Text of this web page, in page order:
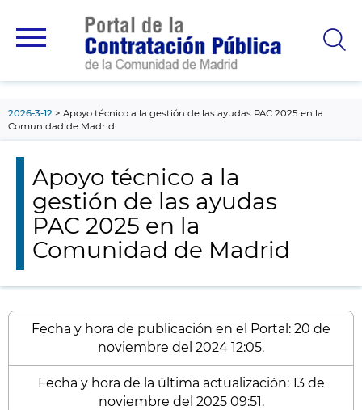
principal
2026-3-12
Apoyo técnico a la gestión de las ayudas PAC 2025 en la
Comunidad de Madrid
Apoyo técnico a la
gestión de las ayudas
PAC 2025 en la
Comunidad de Madrid
Fecha y hora de publicación en el Portal: 20 de
noviembre del 2024 12:05.
Fecha y hora de la última actualización: 13 de
noviembre del 2025 09:51.